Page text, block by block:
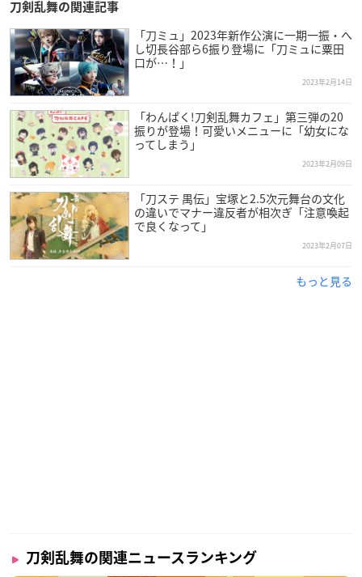
【発売日】
2023年2月24日(金)15:00～
【種類】
・A4クリアファイル
・アクリルスタンド
・B2サイズポスター
・缶バッジ※「音アニ」限定商品
「ONKYO DIRECT」
「音アニ」
■アクリルスタンド
■B2ポスター
刀剣乱舞の関連記事
「刀ミュ」2023年新作公演に一期一振・へ
し切長谷部ら6振り登場に「刀ミュに粟田
口が…！」
2023年2月14日
「わんぱく!刀剣乱舞カフェ」第三弾の20
振りが登場！可愛いメニューに「幼女にな
ってしまう」
2023年2月09日
「刀ステ 禺伝」宝塚と2.5次元舞台の文化
の違いでマナー違反者が相次ぎ「注意喚起
で良くなって」
2023年2月07日
もっと見る
刀剣乱舞の関連ニュースランキング